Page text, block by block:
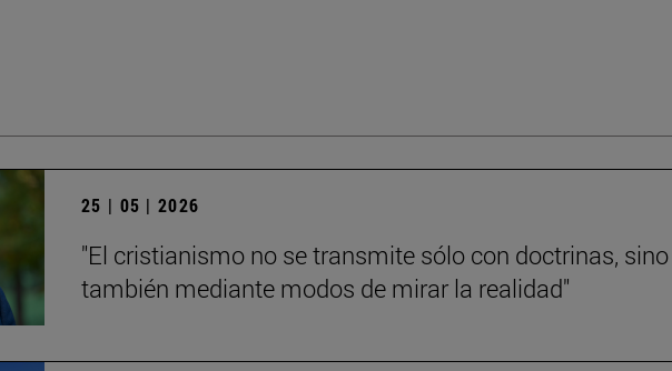
25 | 05 | 2026
"El cristianismo no se transmite sólo con doctrinas, sino
también mediante modos de mirar la realidad"